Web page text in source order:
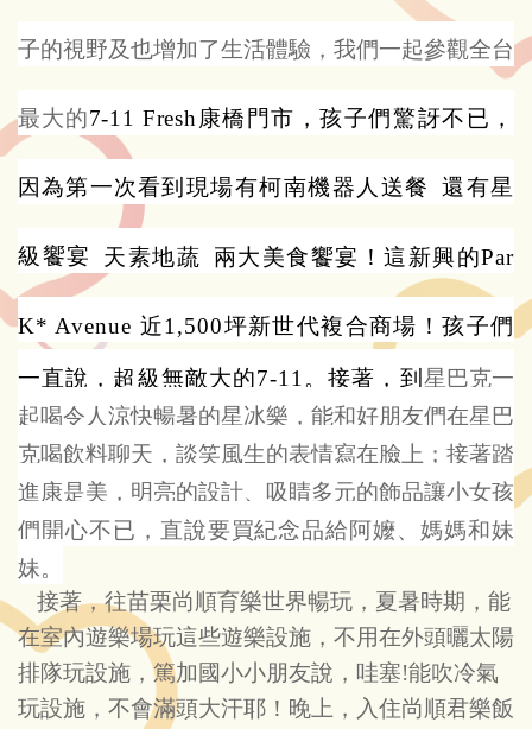
子的視野及也增加了生活體驗，我們一起參觀全台
最大的7-11 Fresh康橋門市，孩子們驚訝不已，
因為第一次看到 現場有柯南機器人送餐 還有星
級饗宴 天素地蔬 兩大美食饗宴！這新興的Par
K* Avenue 近1,500坪新世代複合商場！孩子們
一直說，超級無敵大的7-11。接著，到 星巴克一
起喝令人涼快暢暑的星冰樂，能和好朋友們在星巴
克喝飲料聊天，談笑風生的表情寫在臉上；接著踏
進康是美，明亮的設計、吸睛多元的飾品讓小女孩
們開心不已，直說要買紀念品給阿嬤、媽媽和妹
妹。
接著，往苗栗尚順育樂世界暢玩，夏暑時期，能
在室內遊樂場玩這些遊樂設施，不用在外頭曬太陽
排隊玩設施，篤加國小小朋友說，哇塞!能吹冷氣
玩設施，不會滿頭大汗耶！晚上，入住尚順君樂飯